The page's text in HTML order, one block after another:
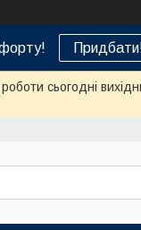
сьогодні